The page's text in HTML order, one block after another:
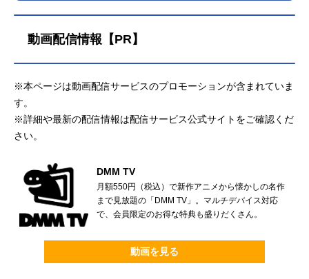
動画配信情報【PR】
※本ページは動画配信サービスのプロモーションが含まれていま
す。
※詳細や最新の配信情報は配信サービス公式サイトをご確認くだ
さい。
DMM TV
月額550円（税込）で新作アニメから懐かしの名作
まで見放題の「DMM TV」。マルチデバイス対応
で、会員限定のお得な特典も盛りだくさん。
動画を見る